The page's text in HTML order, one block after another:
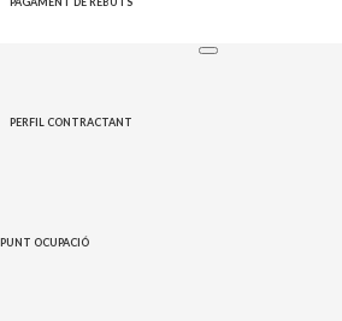
PERFIL CONTRACTANT
PUNT OCUPACIÓ